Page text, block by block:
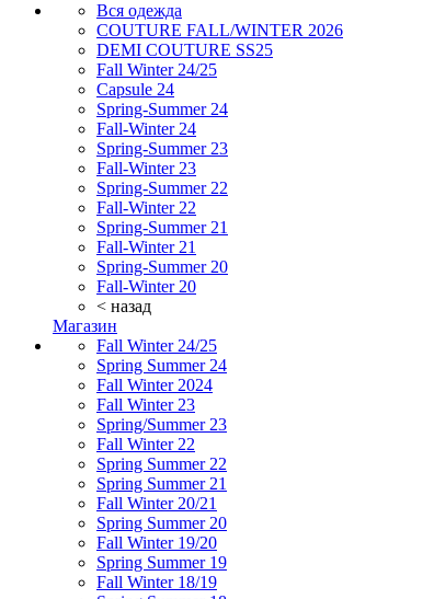
Вся одежда
COUTURE FALL/WINTER 2026
DEMI COUTURE SS25
Fall Winter 24/25
Capsule 24
Spring-Summer 24
Fall-Winter 24
Spring-Summer 23
Fall-Winter 23
Spring-Summer 22
Fall-Winter 22
Spring-Summer 21
Fall-Winter 21
Spring-Summer 20
Fall-Winter 20
< назад
Магазин
Fall Winter 24/25
Spring Summer 24
Fall Winter 2024
Fall Winter 23
Spring/Summer 23
Fall Winter 22
Spring Summer 22
Spring Summer 21
Fall Winter 20/21
Spring Summer 20
Fall Winter 19/20
Spring Summer 19
Fall Winter 18/19